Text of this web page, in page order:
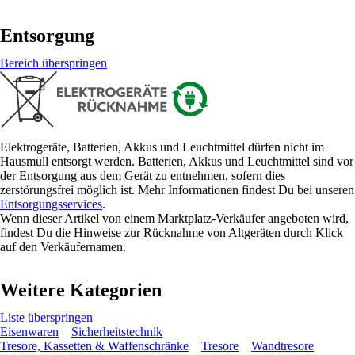
Entsorgung
Bereich überspringen
Elektrogeräte, Batterien, Akkus und Leuchtmittel dürfen nicht im
Hausmüll entsorgt werden. Batterien, Akkus und Leuchtmittel sind vor
der Entsorgung aus dem Gerät zu entnehmen, sofern dies
zerstörungsfrei möglich ist. Mehr Informationen findest Du bei unseren
Entsorgungsservices.
Wenn dieser Artikel von einem Marktplatz-Verkäufer angeboten wird,
findest Du die Hinweise zur Rücknahme von Altgeräten durch Klick
auf den Verkäufernamen.
Weitere Kategorien
Liste überspringen
Eisenwaren
Sicherheitstechnik
Tresore, Kassetten & Waffenschränke
Tresore
Wandtresore